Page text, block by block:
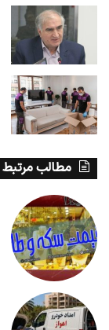
مطالب مرتبط